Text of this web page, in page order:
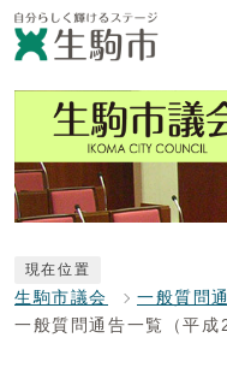
現在位置
生駒市議会
一般質問
一般質問通告一覧（平